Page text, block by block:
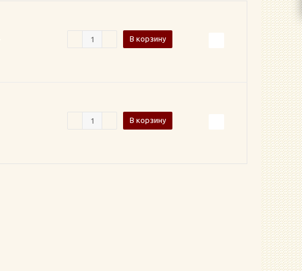
В корзину
В корзину